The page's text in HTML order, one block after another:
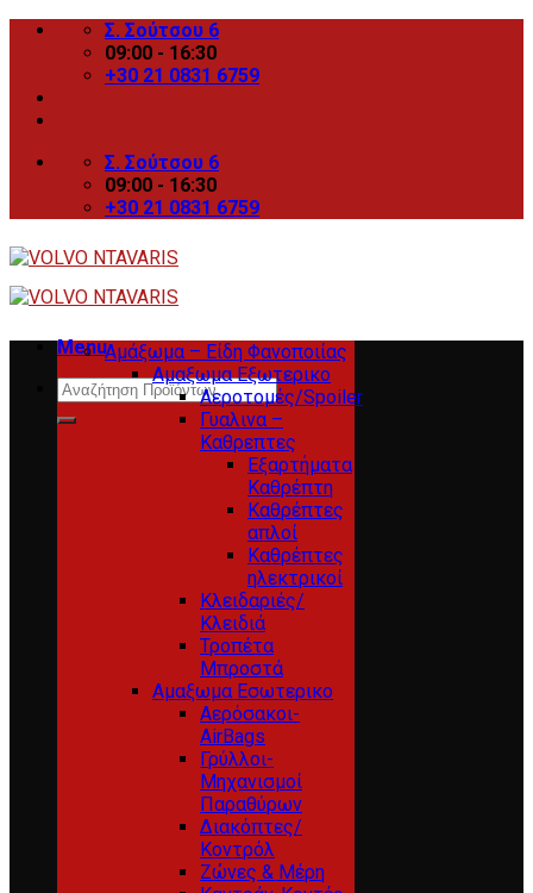
Skip
Σ. Σούτσου 6
09:00 - 16:30
+30 21 0831 6759
Σ. Σούτσου 6
09:00 - 16:30
+30 21 0831 6759
Menu
Search
for:
Αμάξωμα – Είδη Φανοποιίας
Αμαξωμα Εξωτερικο
Αεροτομές/Spoiler
Γυαλινα –
Καθρεπτες
Εξαρτήματα
Καθρέπτη
Καθρέπτες
απλοί
Καθρέπτες
ηλεκτρικοί
Κλειδαριές/
Κλειδιά
Τροπέτα
Μπροστά
Αμαξωμα Εσωτερικο
Αερόσακοι-
AirBags
Γρύλλοι-
Μηχανισμοί
Παραθύρων
Διακόπτες/
Κοντρόλ
Ζώνες & Μέρη